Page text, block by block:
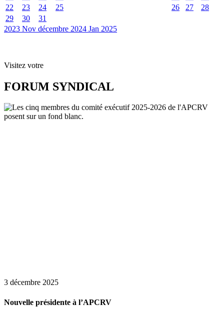
22
23 24 25 26 27
28
29
30
31
2023 Nov décembre 2024 Jan 2025
Visitez votre
FORUM SYNDICAL
3 décembre 2025
Nouvelle présidente à l’APCRV